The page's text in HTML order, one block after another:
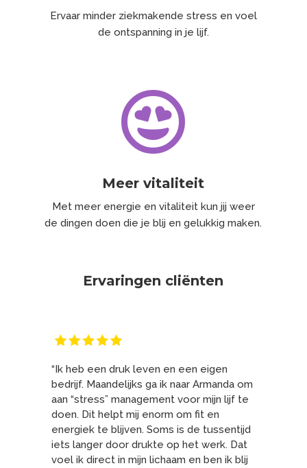
Ervaar minder ziekmakende stress en voel
de ontspanning in je lijf.

Meer vitaliteit
Met meer energie en vitaliteit kun jij weer
de dingen doen die je blij en gelukkig maken.
Ervaringen cliënten
“Ik heb een druk leven en een eigen
bedrijf. Maandelijks ga ik naar Armanda om
aan “stress” management voor mijn lijf te
doen. Dit helpt mij enorm om fit en
energiek te blijven. Soms is de tussentijd
iets langer door drukte op het werk. Dat
voel ik direct in mijn lichaam en ben ik blij